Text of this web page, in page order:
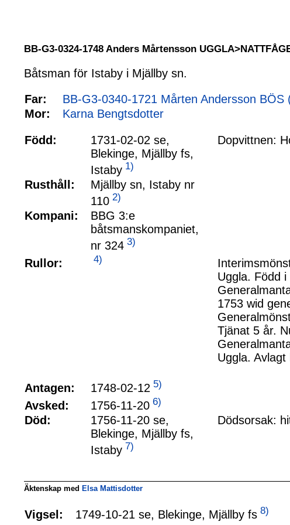
BB-G3-0324-1748 Anders Mårtensson
Båtsman för Istaby i Mjällby sn.
Far:
BB-G3-0340-1721 Mårten Andersson BÖS
Mor:
Karna Bengtsdotter
Född:
1731-02-02 se,
Blekinge, Mjällby fs,
Istaby 1)
Dopvittnen:
Rusthåll:
Mjällby sn, Istaby nr
110 2)
Kompani:
BBG 3:e
båtsmanskompaniet,
nr 324 3)
Rullor: 4)
Uggla. Född
1753 wid
Tjänat 5 år.
Uggla.
Antagen: 1748-02-12 5)
Avsked: 1756-11-20 6)
Död:
1756-11-20 se,
Blekinge, Mjällby fs,
Istaby 7)
Dödsorsak:
Äktenskap med Elsa Mattisdotter
Vigsel: 1749-10-21 se, Blekinge, Mjällby fs 8)